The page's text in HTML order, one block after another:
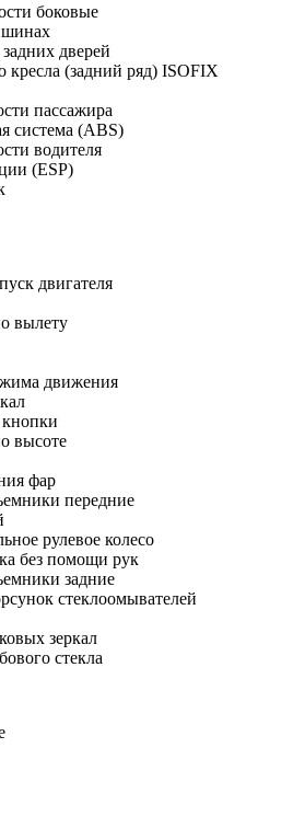
боковые
шинах
дверей
кресла (задний ряд) ISOFIX
пассажира
система (ABS)
водителя
(ESP)
двигателя
вылету
движения
кнопки
высоте
фар
передние
рулевое колесо
без помощи рук
задние
стеклоомывателей
зеркал
стекла